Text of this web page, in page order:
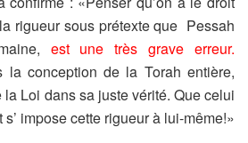
rigueur sous prétexte que Pessah
est une très grave erreur.
la conception de la Torah entière,
la Loi dans sa juste vérité. Que celui
impose cette rigueur à lui-même!»